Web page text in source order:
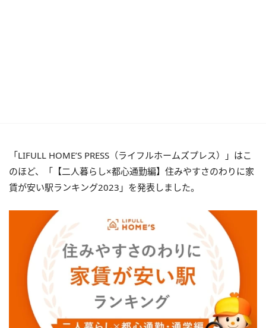
「LIFULL HOME’S PRESS（ライフルホームズプレス）」はこ
のほど、「【二人暮らし×都心通勤編】住みやすさのわりに家
賃が安い駅ランキング2023」を発表しました。